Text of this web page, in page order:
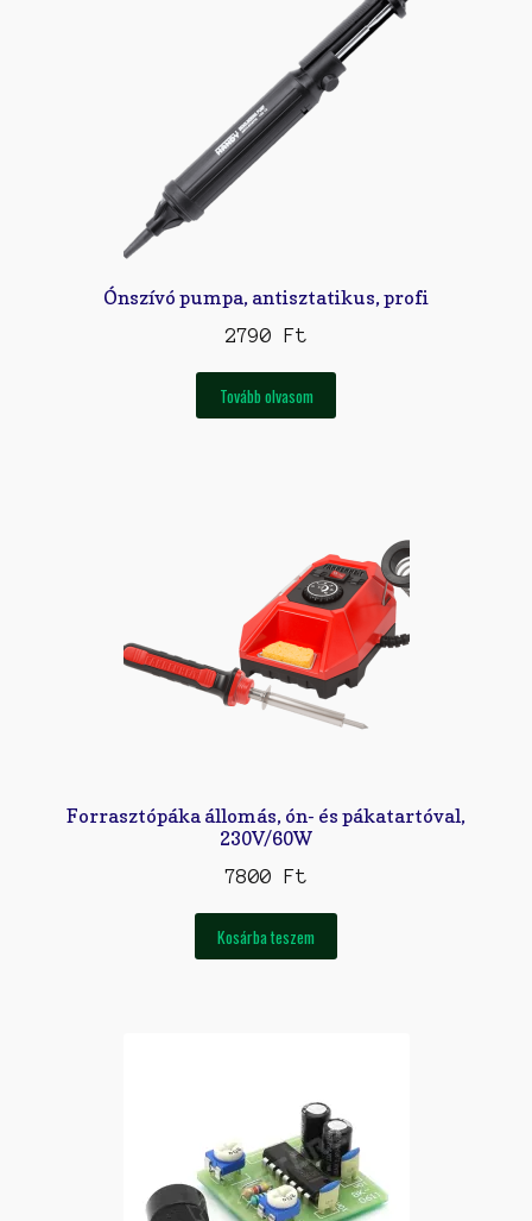
Ónszívó pumpa, antisztatikus, profi
2790 Ft
Tovább olvasom
Forrasztópáka állomás, ón- és pákatartóval,
230V/60W
7800 Ft
Kosárba teszem